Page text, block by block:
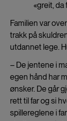
«greit, da
Familien var
trakk på
utdannet lege.
– De jentene i
egen hånd har
ønsker. De går
rett til far og si
spillereglene i